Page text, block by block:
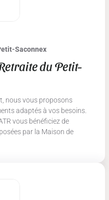
Saconnex
du Petit-
nous vous proposons
adaptés à vos besoins.
vous bénéficiez de
par la Maison de